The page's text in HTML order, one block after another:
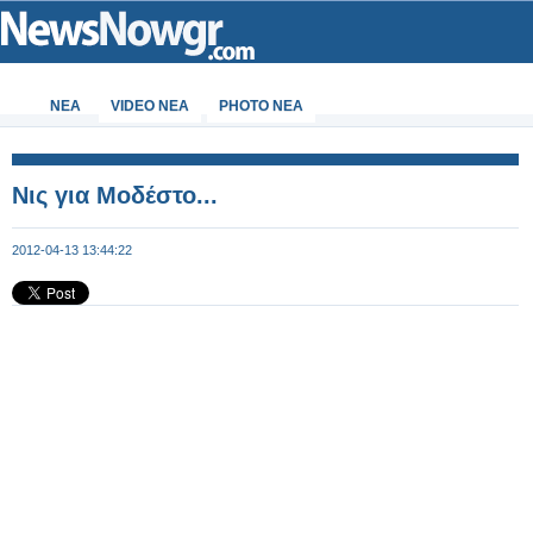
ΝΕΑ VIDEO NEA PHOTO NEA
Νις για Μοδέστο...
2012-04-13 13:44:22